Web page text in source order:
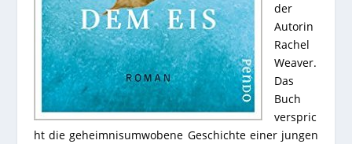
der
Autorin
Rachel
Weaver.
Das
Buch
verspric
ht die geheimnisumwobene Geschichte einer jungen